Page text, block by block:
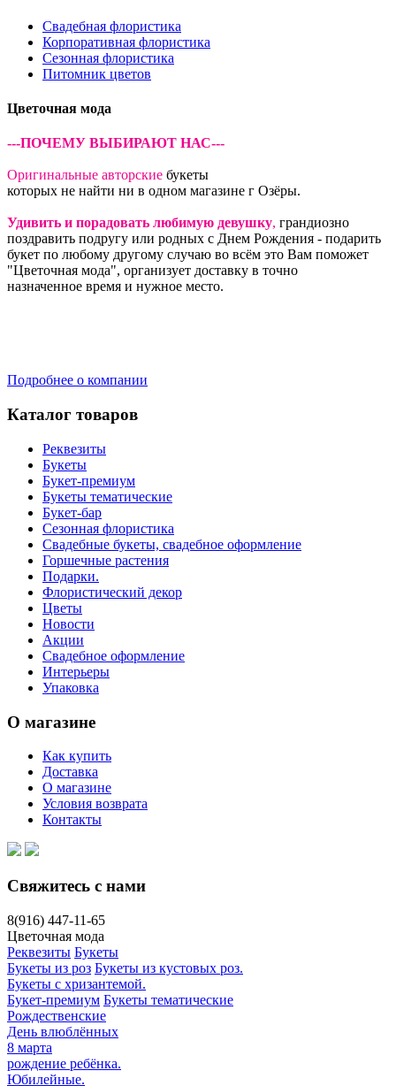
Свадебная флористика
Корпоративная флористика
Сезонная флористика
Питомник цветов
Цветочная мода
---ПОЧЕМУ ВЫБИРАЮТ НАС---
Оригинальные авторские букеты
которых не найти ни в одном магазине г Озёры.
Удивить и порадовать любимую девушку, грандиозно
поздравить подругу или родных с Днем Рождения - подарить
букет по любому другому случаю во всём это Вам поможет
"Цветочная мода", организует доставку в точно
назначенное время и нужное место.
Подробнее о компании
Каталог товаров
Реквезиты
Букеты
Букет-премиум
Букеты тематические
Букет-бар
Сезонная флористика
Свадебные букеты, свадебное оформление
Горшечные растения
Подарки.
Флористический декор
Цветы
Новости
Акции
Свадебное оформление
Интерьеры
Упаковка
О магазине
Как купить
Доставка
О магазине
Условия возврата
Контакты
Свяжитесь с нами
8(916) 447-11-65
Цветочная мода
Реквезиты Букеты
Букеты из роз Букеты из кустовых роз.
Букеты с хризантемой.
Букет-премиум Букеты тематические
Рождественские
День влюблённых
8 марта
рождение ребёнка.
Юбилейные.